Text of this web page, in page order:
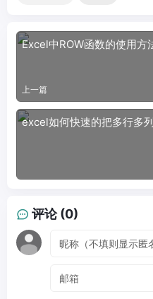
Excel中ROW函数的使用方
上一篇
excel如何快速的把多行多
评论 (0)